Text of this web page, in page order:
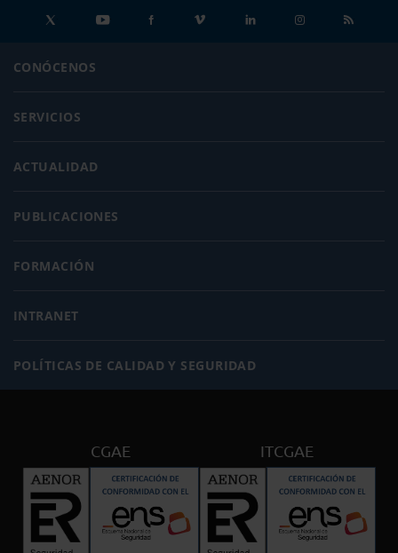
CONÓCENOS
SERVICIOS
ACTUALIDAD
PUBLICACIONES
FORMACIÓN
INTRANET
POLÍTICAS DE CALIDAD Y SEGURIDAD
CGAE ITCGAE